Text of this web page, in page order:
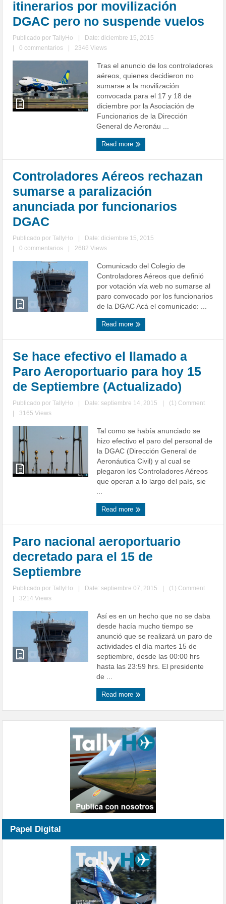
itinerarios por movilización
DGAC pero no suspende vuelos
Publicado porTallyHo
Date: diciembre 15, 2015
0 commentarios 2346 Views
Tras el anuncio de los controladores
aéreos, quienes decidieron no
sumarse a la movilización
convocada para el 17 y 18 de
diciembre por la Asociación de
Funcionarios de la Dirección
General de Aeronáu ...
Read more
Controladores Aéreos rechazan
sumarse a paralización
anunciada por funcionarios
DGAC
Publicado porTallyHo
Date: diciembre 15, 2015
0 commentarios 2682 Views
Comunicado del Colegio de
Controladores Aéreos que definió
por votación vía web no sumarse al
paro convocado por los funcionarios
de la DGAC Acá el comunicado: ...
Read more
Se hace efectivo el llamado a
Paro Aeroportuario para hoy 15
de Septiembre (Actualizado)
Publicado porTallyHo Date: septiembre 14, 2015
(1) Comment
3165 Views
Tal como se había anunciado se
hizo efectivo el paro del personal de
la DGAC (Dirección General de
Aeronáutica Civil) y al cual se
plegaron los Controladores Aéreos
que operan a lo largo del país, sie
...
Read more
Paro nacional aeroportuario
decretado para el 15 de
Septiembre
Publicado porTallyHo Date: septiembre 07, 2015
(1) Comment
3214 Views
Así es en un hecho que no se daba
desde hacía mucho tiempo se
anunció que se realizará un paro de
actividades el día martes 15 de
septiembre, desde las 00:00 hrs
hasta las 23:59 hrs. El presidente
de ...
Read more
Papel Digital